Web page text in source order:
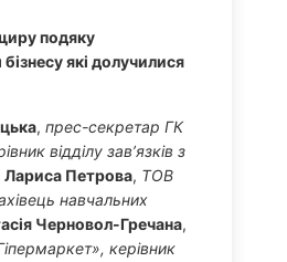
подяку
які долучилися
, прес-секретар ГК
відділу зав’язків з
Лариса Петрова, ТОВ
навчальних
Черновол-Гречана,
керівник